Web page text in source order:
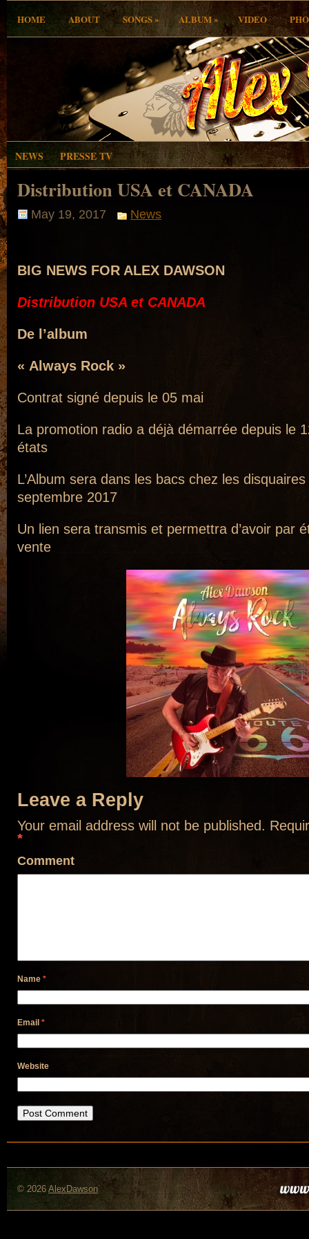
HOME ABOUT SONGS» ALBUM» VIDEO
NEWS PRESSE TV
Distribution USA et CANADA
May 19, 2017 News
BIG NEWS FOR ALEX DAWSON
Distribution USA et CANADA
De l’album
« Always Rock »
Contrat signé depuis le 05 mai
La promotion radio a déjà démarrée depuis le
états
L’Album sera dans les bacs chez les
septembre 2017
Un lien sera transmis et permettra d’avoir par
vente
Leave a Reply
Your email address will not be published.
*
Comment
Name *
Email *
Website
© 2026 AlexDawson